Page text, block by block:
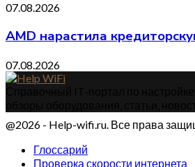
07.08.2026
AMD нарастила
07.08.2026
@2026 - Help-wifi.ru. Все права
Глоссарий
Проверка скорости интернета